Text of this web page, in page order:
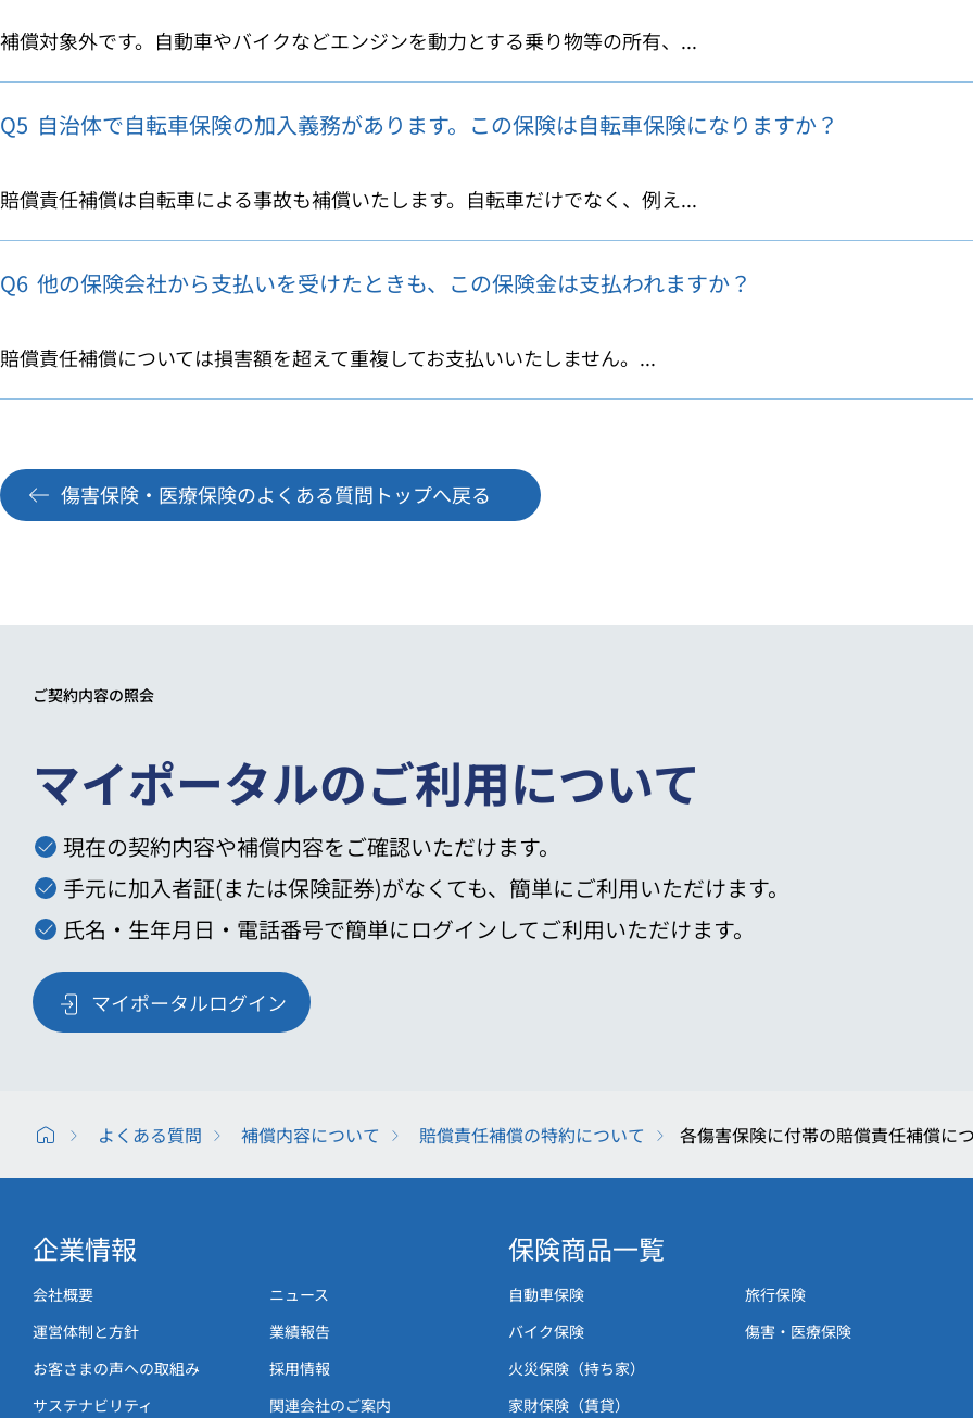
補償対象外です。自動車やバイクなどエンジンを動力とする乗り物等の所有、...
Q5 自治体で自転車保険の加入義務があります。この保険は自転車保険になりますか？
賠償責任補償は自転車による事故も補償いたします。自転車だけでなく、例え...
Q6 他の保険会社から支払いを受けたときも、この保険金は支払われますか？
賠償責任補償については損害額を超えて重複してお支払いいたしません。...
傷害保険・医療保険のよくある質問トップへ戻る
ご契約内容の照会
マイポータルのご利用について
現在の契約内容や補償内容をご確認いただけます。
手元に加入者証(または保険証券)がなくても、簡単にご利用いただけます。
氏名・生年月日・電話番号で簡単にログインしてご利用いただけます。
マイポータルログイン
よくある質問 補償内容について 賠償責任補償の特約について 各傷害保険に付帯の賠償責任補償に
企業情報
会社概要
運営体制と方針
お客さまの声への取組み
サステナビリティ
ニュース
業績報告
採用情報
関連会社のご案内
保険商品一覧
自動車保険
バイク保険
火災保険（持ち家）
家財保険（賃貸）
旅行保険
傷害・医療保険